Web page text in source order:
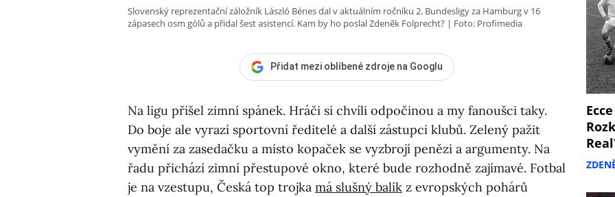
Slovenský reprezentační záložník László Bénes dal v aktuálním ročníku 2. Bundesligy za Hamburg v 16
zápasech osm gólů a přidal šest asistencí. Kam by ho poslal Zdeněk Folprecht?
Foto: Profimedia
Přidat mezi oblíbené zdroje na Googlu
Na ligu přišel zimní spánek. Hráči si chvíli odpočinou a my fanoušci taky.
Do boje ale vyrazí sportovní ředitelé a další zástupci klubů. Zelený pažit
vymění za zasedačku a místo kopaček se vyzbrojí penězi a argumenty. Na
řadu přichází zimní přestupové okno, které bude rozhodně zajímavé. Fotbal
je na vzestupu, Česká top trojka má slušný balík z evropských pohárů